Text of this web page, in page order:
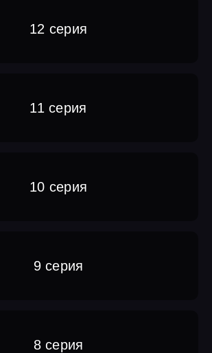
12 серия
11 серия
10 серия
9 серия
8 серия